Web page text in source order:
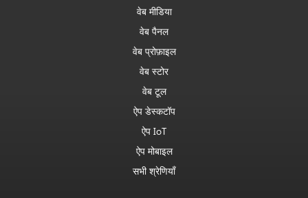
वेब मीडिया
वेब पैनल
वेब प्रोफ़ाइल
वेब स्टोर
वेब टूल
ऐप डेस्कटॉप
ऐप IoT
ऐप मोबाइल
सभी श्रेणियाँ